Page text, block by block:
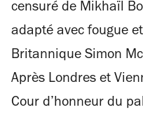
censuré de Mikhaïl
adapté avec fougue
Britannique Simon
Après Londres et
Cour d’honneur du